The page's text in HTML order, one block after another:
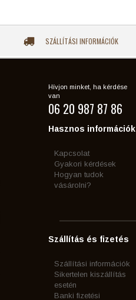
SZÁLLÍTÁSI INFORMÁCIÓK
Hívjon minket, ha kérdése
van
06 20 987 87 86
Hasznos információk
Kapcsolat
Gyakori kérdések
Hogyan tudok
vásárolni?
Szállítás és fizetés
Szállítási információk
Sikertelen kiszállítás
esetén
Banki fizetési